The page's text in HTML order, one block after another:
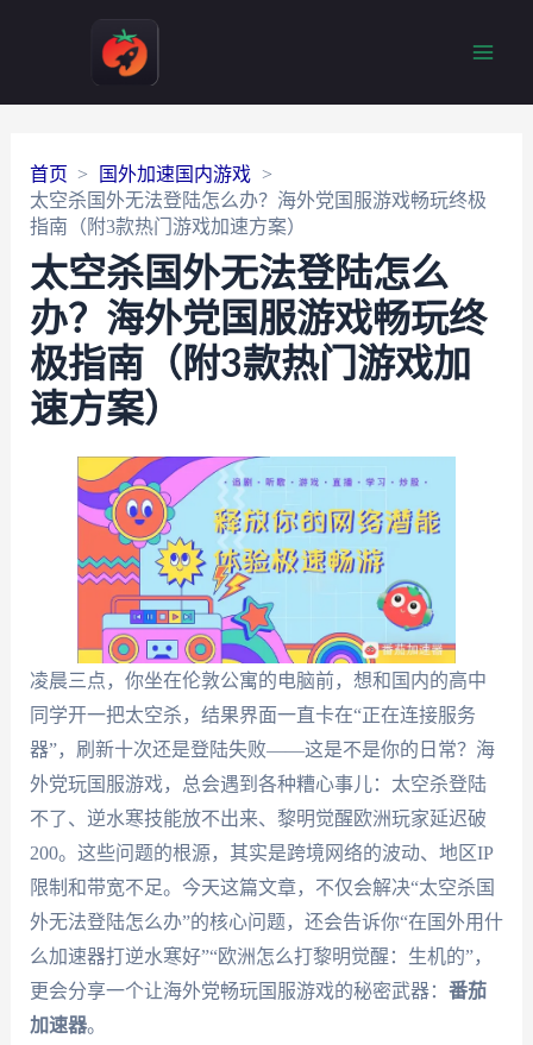
首页
国外加速国内游戏
太空杀国外无法登陆怎么办？海外党国服游戏畅玩终极
指南（附3款热门游戏加速方案）
太空杀国外无法登陆怎么
办？海外党国服游戏畅玩终
极指南（附3款热门游戏加
速方案）
凌晨三点，你坐在伦敦公寓的电脑前，想和国内的高中
同学开一把太空杀，结果界面一直卡在“正在连接服务
器”，刷新十次还是登陆失败——这是不是你的日常？海
外党玩国服游戏，总会遇到各种糟心事儿：太空杀登陆
不了、逆水寒技能放不出来、黎明觉醒欧洲玩家延迟破
200。这些问题的根源，其实是跨境网络的波动、地区IP
限制和带宽不足。今天这篇文章，不仅会解决“太空杀国
外无法登陆怎么办”的核心问题，还会告诉你“在国外用什
么加速器打逆水寒好”“欧洲怎么打黎明觉醒：生机的”，
更会分享一个让海外党畅玩国服游戏的秘密武器： 番茄
加速器。